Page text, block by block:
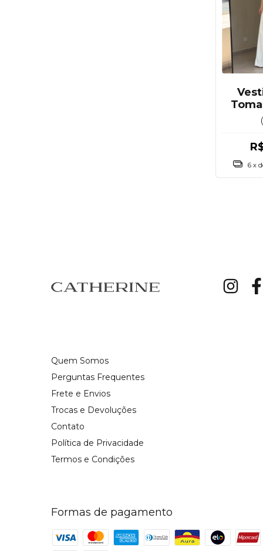
6 x
Quem Somos
Perguntas Frequentes
Frete e Envios
Trocas e Devoluções
Contato
Política de Privacidade
Termos e Condições
Formas de pagamento